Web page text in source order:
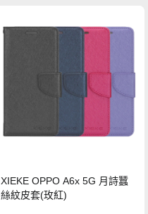
XIEKE OPPO A6x 5G 月詩蠶
絲紋皮套(玫紅)